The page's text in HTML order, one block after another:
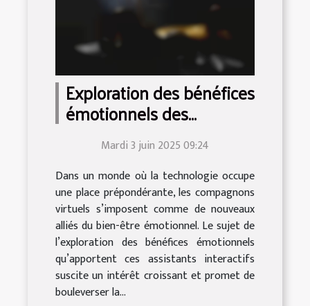
Exploration des bénéfices
émotionnels des
compagnons virtuels
Mardi 3 juin 2025 09:24
Dans un monde où la technologie occupe
une place prépondérante, les compagnons
virtuels s’imposent comme de nouveaux
alliés du bien-être émotionnel. Le sujet de
l’exploration des bénéfices émotionnels
qu’apportent ces assistants interactifs
suscite un intérêt croissant et promet de
bouleverser la...